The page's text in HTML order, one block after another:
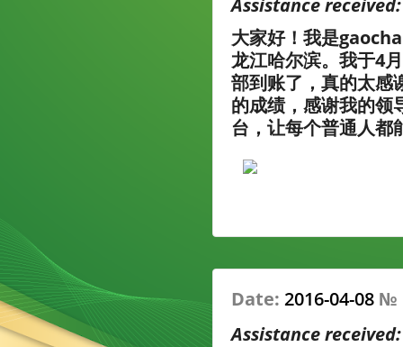
大家好！我是
龙江哈尔滨。我于4
部到账了，真的太
的成绩，感谢我的领
台，让每个普通人都
Date: 2016-04-08 №
Assistance